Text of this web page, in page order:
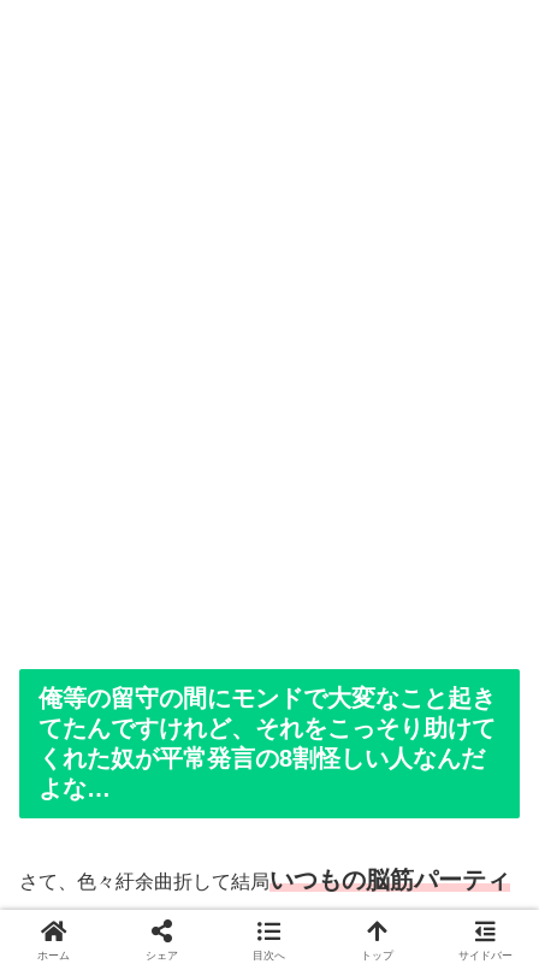
俺等の留守の間にモンドで大変なこと起き
てたんですけれど、それをこっそり助けて
くれた奴が平常発言の8割怪しい人なんだ
よな…
さて、色々紆余曲折して結局いつもの脳筋パーティ
ーに落ち着いたところでモンド編のエピローグへと入り
たいんですけれど…なんと、依頼を1つクリアしてないと
ホーム シェア 目次へ トップ サイドバー